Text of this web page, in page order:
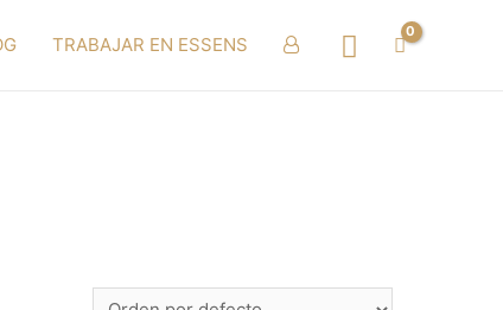
TRABAJAR EN ESSENS Buscar